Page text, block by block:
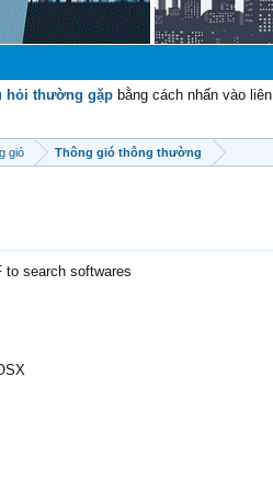
hỏi thường gặp bằng cách nhấn vào
gió Thông gió thông thường
to search softwares